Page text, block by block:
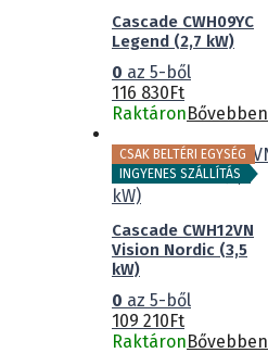
Cascade CWH09YC
Legend (2,7 kW)
0 az 5-ből
116 830 Ft
Raktáron Bővebben
CSAK BELTÉRI EGYSÉG
INGYENES SZÁLLÍTÁS
Cascade CWH12VN
Vision Nordic (3,5
kW)
0 az 5-ből
109 210Ft
RaktáronBővebben